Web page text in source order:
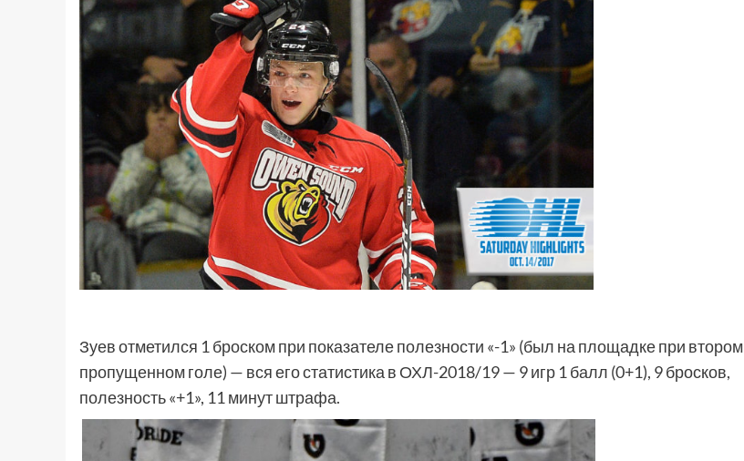
Зуев отметился 1 броском при показателе полезности «-1» (был на площадке при втором
пропущенном голе) — вся его статистика в ОХЛ-2018/19 — 9 игр 1 балл (0+1), 9 бросков,
полезность «+1», 11 минут штрафа.